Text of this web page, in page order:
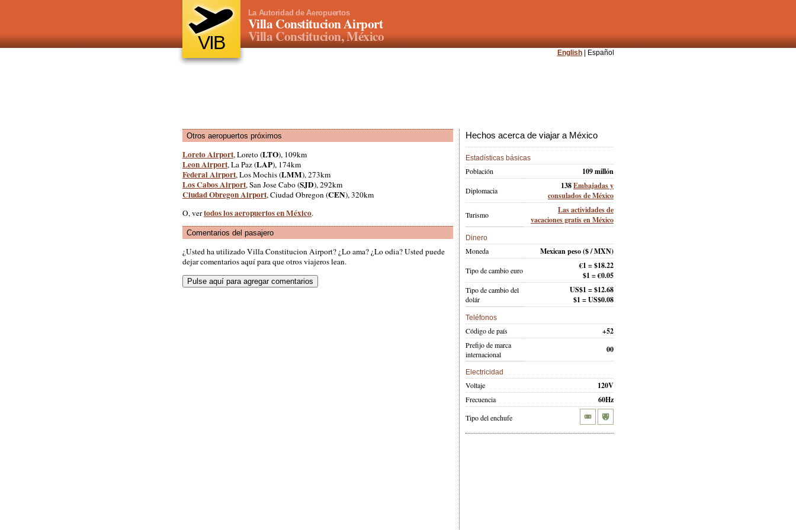
VIB
La Autoridad de Aeropuertos
Villa Constitucion Airport
Villa Constitucion, México
English| Español
Otros aeropuertos próximos
Loreto Airport, Loreto (LTO), 109km
Leon Airport, La Paz (LAP), 174km
Federal Airport, Los Mochis (LMM), 273km
Los Cabos Airport, San Jose Cabo (SJD), 292km
Ciudad Obregon Airport, Ciudad Obregon (CEN), 320km
O, vertodos los aeropuertos en México.
Comentarios del pasajero
¿Usted ha utilizado Villa Constitucion Airport? ¿Lo ama? ¿Lo odia? Usted puede
dejar comentarios aquí para que otros viajeros lean.
Hechos acerca de viajar a México
Estadísticas básicas
Población 109 millón
Diplomacia 138Embajadas y
consulados de México
Turismo
Las actividades de
vacaciones gratis en México
Dinero
Moneda Mexican peso($ / MXN)
Tipo de cambio euro
€1 = $18.22
$1 = €0.05
Tipo de cambio del
dolár
US$1 = $12.68
$1 = US$0.08
Teléfonos
Código de país +52
Prefijo de marca
internacional
00
Electricidad
Voltaje 120V
Frecuencia 60Hz
Tipo del enchufe